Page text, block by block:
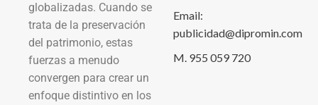
globalizadas. Cuando se
trata de la preservación
del patrimonio, estas
fuerzas a menudo
convergen para crear un
enfoque distintivo en los
Email:
publicidad@dipromin.com
M. 955 059 720